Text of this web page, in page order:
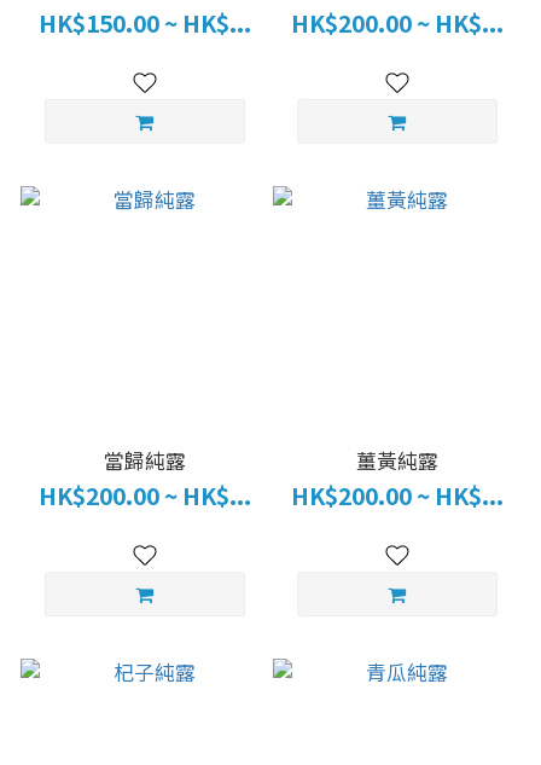
HK$150.00 ~ HK$... HK$200.00 ~ HK$...
當歸純露
HK$200.00 ~ HK$...
薑黃純露
HK$200.00 ~ HK$...